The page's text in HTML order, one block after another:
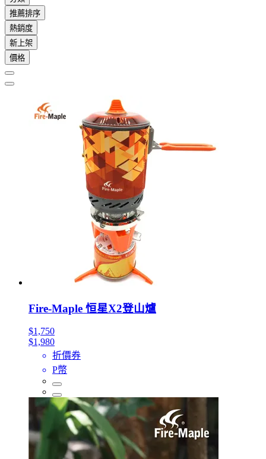
推薦排序
熱銷度
新上架
價格
Fire-Maple 恒星X2登山爐
$1,750
$1,980
折價券
P幣